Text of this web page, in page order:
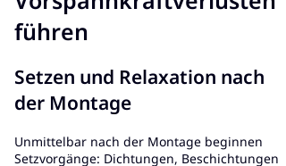
führen
Setzen und Relaxation nach
der Montage
Unmittelbar nach der Montage beginnen
Setzvorgänge: Dichtungen, Beschichtungen